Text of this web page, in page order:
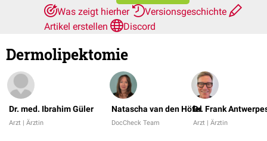
Was zeigt hierher
Versionsgeschichte
Artikel erstellen
Discord
Dermolipektomie
Dr. med. Ibrahim Güler
Arzt | Ärztin
Natascha van den Höfel
DocCheck Team
Dr. Frank
Arzt | Ärztin